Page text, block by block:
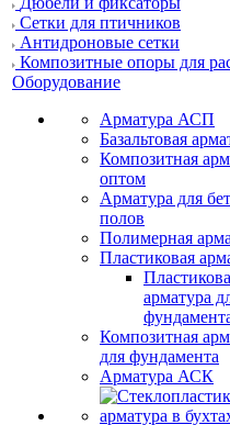
Сетки для птичников
Антидроновые сетки
Композитные опоры для
Оборудование
Арматура АСП
Базальтовая
Композитная
оптом
Арматура для
полов
Полимерная
Пластиковая
арматура
Композитная
для фундамента
Арматура АСК